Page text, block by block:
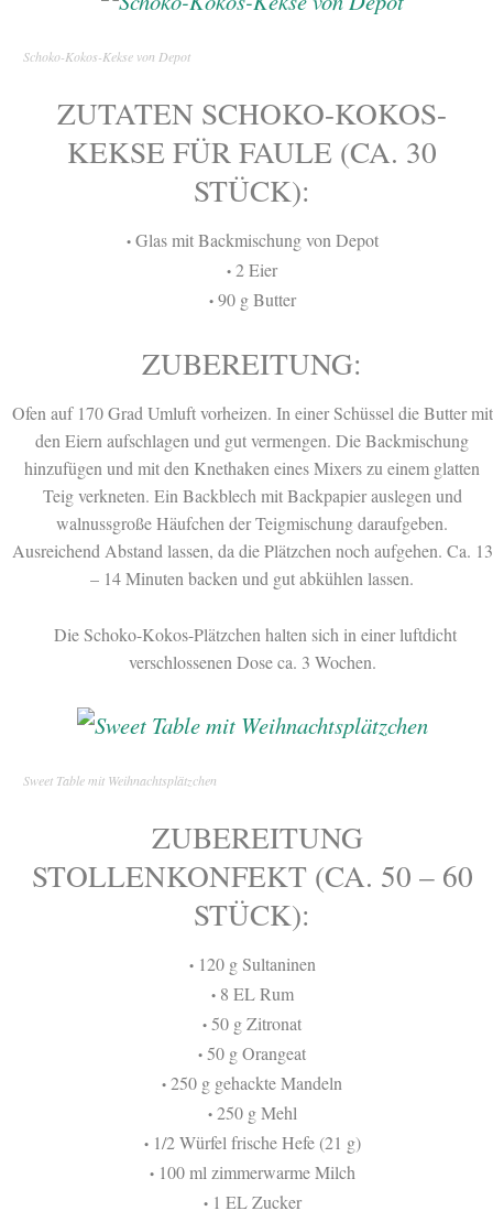
Schoko-Kokos-Kekse von Depot
ZUTATEN SCHOKO-KOKOS-
KEKSE FÜR FAULE (CA. 30
STÜCK):
•Glas mit Backmischung von Depot
• 2 Eier
•90 g Butter
ZUBEREITUNG:
Ofen auf 170 Grad Umluft vorheizen. In einer Schüssel die Butter mit
den Eiern aufschlagen und gut vermengen. Die Backmischung
hinzufügen und mit den Knethaken eines Mixers zu einem glatten
Teig verkneten. Ein Backblech mit Backpapier auslegen und
walnussgroße Häufchen der Teigmischung daraufgeben.
Ausreichend Abstand lassen, da die Plätzchen noch aufgehen. Ca. 13
– 14 Minuten backen und gut abkühlen lassen.
Die Schoko-Kokos-Plätzchen halten sich in einer luftdicht
verschlossenen Dose ca. 3 Wochen.
Sweet Table mit Weihnachtsplätzchen
ZUBEREITUNG
STOLLENKONFEKT (CA. 50 – 60
STÜCK):
•120 g Sultaninen
•8 EL Rum
• 50 g Zitronat
• 50 g Orangeat
• 250 g gehackte Mandeln
•250 g Mehl
•1/2 Würfel frische Hefe (21 g)
•100 ml zimmerwarme Milch
•1 EL Zucker